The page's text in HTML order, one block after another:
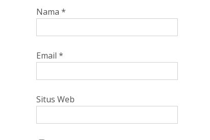
Nama *
Email *
Situs Web